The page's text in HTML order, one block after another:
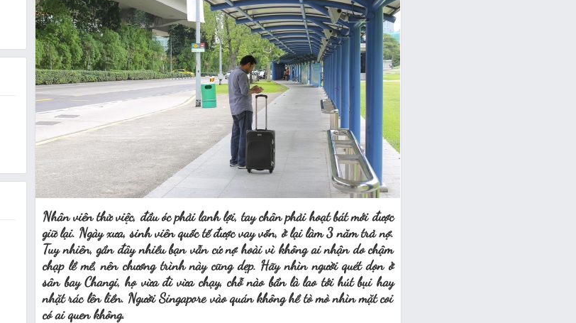
Nhân viên thử việc, đầu óc phải lanh lợi, tay chân phải hoạt bát mới được
giữ lại. Ngày xưa, sinh viên quốc tế được vay vốn, ở lại làm 3 năm trả nợ.
Tuy nhiên, gần đây nhiều bạn vẫn cứ nợ hoài vì không ai nhận do chậm
chạp lề mề, nên chương trình này cũng dẹp. Hãy nhìn người quét dọn ở
sân bay Changi, họ vừa đi vừa chạy, chỗ nào bẩn là lao tới hút bụi hay
nhặt rác lên liền. Người Singapore vào quán không hề tò mò nhìn mặt coi
có ai quen không.